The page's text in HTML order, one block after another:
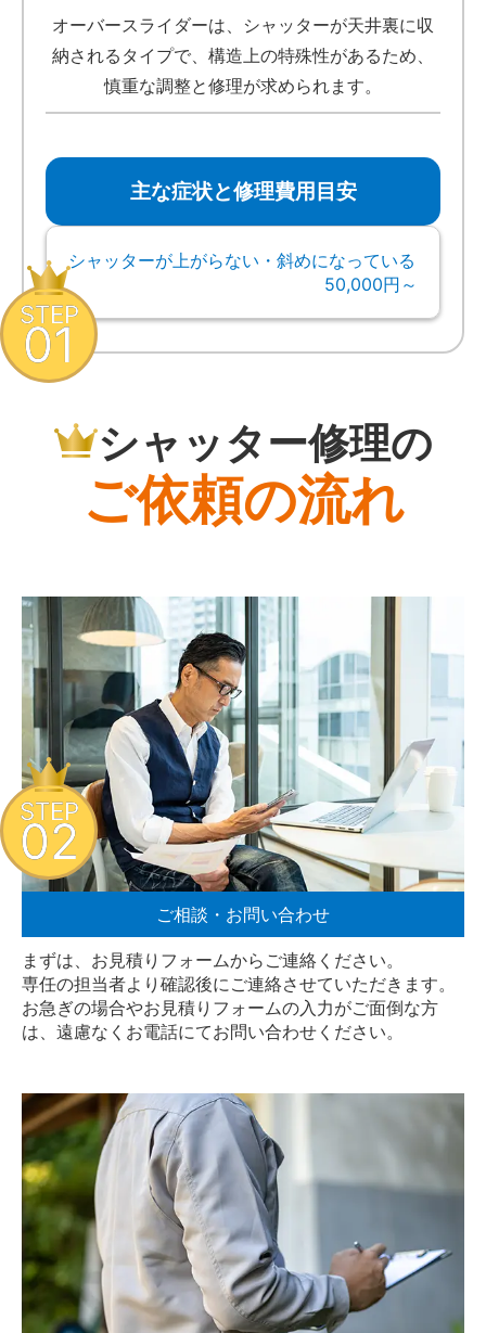
オーバースライダーは、シャッターが天井裏に収
納されるタイプで、構造上の特殊性があるため、
慎重な調整と修理が求められます。
主な症状と修理費用目安
シャッターが上がらない・斜めになっている
50,000円～
シャッター修理の
ご依頼の流れ
STEP
01
ご相談・お問い合わせ
まずは、お見積りフォームからご連絡ください。
専任の担当者より確認後にご連絡させていただきます。
お急ぎの場合やお見積りフォームの入力がご面倒な方
は、遠慮なく お電話にてお問い合わせください。
STEP
02